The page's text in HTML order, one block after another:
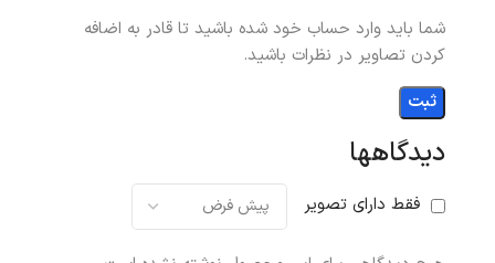
دیدگاهها
فقط دارای تصویر
شما باید وارد حساب خود شده باشید تا قادر به اضافه
کردن تصاویر در نظرات باشید.